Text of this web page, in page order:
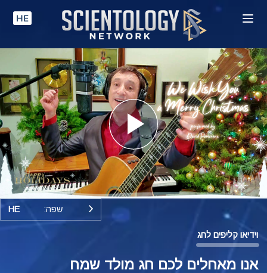
HE
Play
Video
שפה: HE
וידיאו קליפים לחג
אנו מאחלים לכם חג מולד שמח